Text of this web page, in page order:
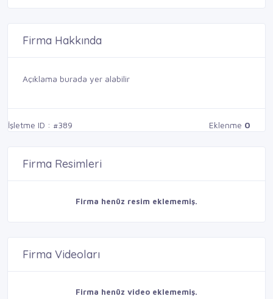
Firma Hakkında
Açıklama burada yer alabilir
İşletme ID : #389 Eklenme 0
Firma Resimleri
Firma henüz resim eklememiş.
Firma Videoları
Firma henüz video eklememiş.